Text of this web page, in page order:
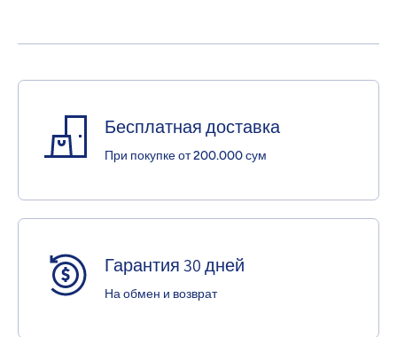
Бесплатная доставка
При покупке от 200.000 сум
Гарантия 30 дней
На обмен и возврат